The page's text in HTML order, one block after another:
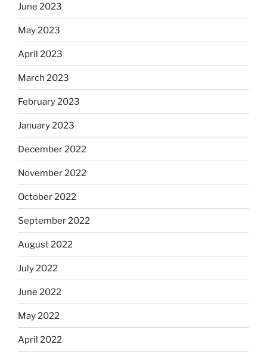
June 2023
May 2023
April 2023
March 2023
February 2023
January 2023
December 2022
November 2022
October 2022
September 2022
August 2022
July 2022
June 2022
May 2022
April 2022